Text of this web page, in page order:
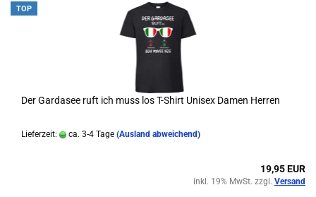
TOP
Der Gardasee ruft ich muss los T-Shirt Unisex Damen Herren
Lieferzeit: ca. 3-4 Tage (Ausland abweichend)
19,95 EUR
inkl. 19% MwSt. zzgl. Versand